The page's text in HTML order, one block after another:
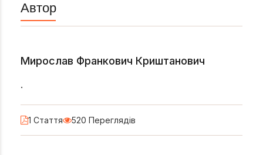
Автор
Мирослав Франкович Криштанович
.
1 Стаття 520 Переглядів